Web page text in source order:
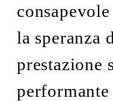
la speranza
prestazione
performante